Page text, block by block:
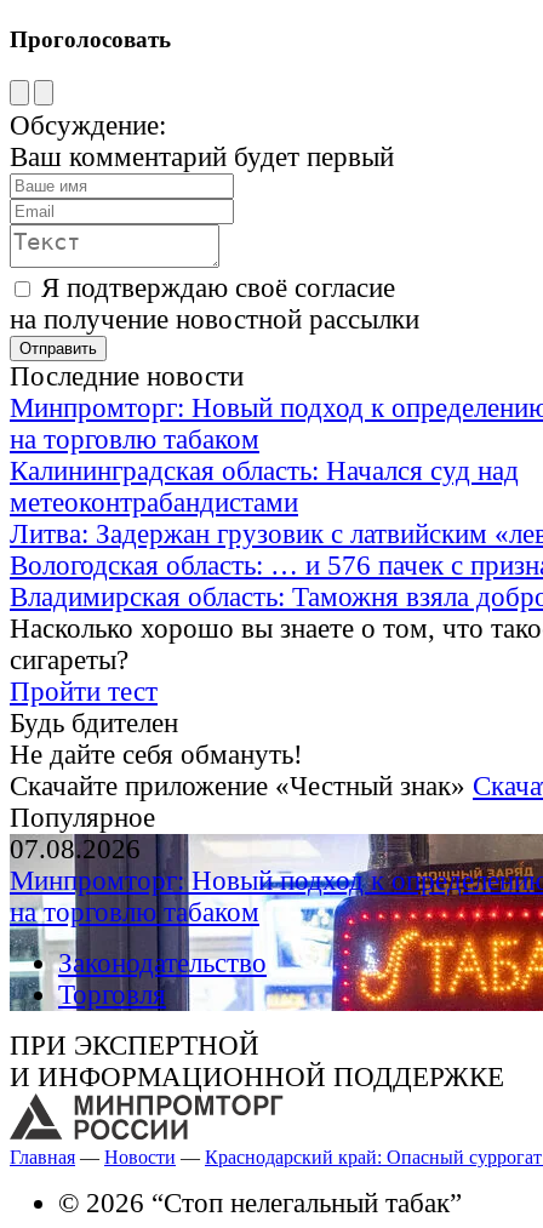
Проголосовать
Обсуждение:
Ваш комментарий будет первый
Я подтверждаю своё согласие
на получение новостной рассылки
Последние новости
Минпромторг: Новый подход к
на торговлю табаком
Калининградская область: Начался суд над
метеоконтрабандистами
Литва: Задержан грузовик с латвийским
Вологодская область: … и 576 пачек с
Владимирская область: Таможня взяла
Насколько хорошо вы знаете о том, что
сигареты?
Пройти тест
Будь бдителен
Не дайте себя обмануть!
Скачайте приложение «Честный знак»
Популярное
07.08.2026
Минпромторг: Новый подход к
на торговлю табаком
Законодательство
Торговля
ПРИ ЭКСПЕРТНОЙ
И ИНФОРМАЦИОННОЙ ПОДДЕРЖКЕ
Главная — Новости — Краснодарский край: Опасный
© 2026 “Стоп нелегальный табак”